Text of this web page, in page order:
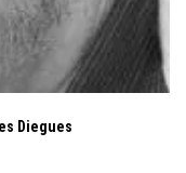
Diegues